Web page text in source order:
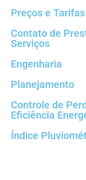
Preços e Tarifas
Contato de
Serviços
Engenharia
Planejamento
Controle de
Eficiência
Índice